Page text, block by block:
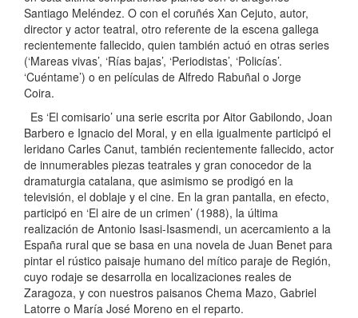
Santiago Meléndez. O con el coruñés Xan Cejuto, autor,
director y actor teatral, otro referente de la escena gallega
recientemente fallecido, quien también actuó en otras series
(‘Mareas vivas’, ‘Rías bajas’, ‘Periodistas’, ‘Policías’.
‘Cuéntame’) o en películas de Alfredo Rabuñal o Jorge
Coira.
Es ‘El comisario’ una serie escrita por Aitor Gabilondo, Joan
Barbero e Ignacio del Moral, y en ella igualmente participó el
leridano Carles Canut, también recientemente fallecido, actor
de innumerables piezas teatrales y gran conocedor de la
dramaturgia catalana, que asimismo se prodigó en la
televisión, el doblaje y el cine. En la gran pantalla, en efecto,
participó en ‘El aire de un crimen’ (1988), la última
realización de Antonio Isasi-Isasmendi, un acercamiento a la
España rural que se basa en una novela de Juan Benet para
pintar el rústico paisaje humano del mítico paraje de Región,
cuyo rodaje se desarrolla en localizaciones reales de
Zaragoza, y con nuestros paisanos Chema Mazo, Gabriel
Latorre o María José Moreno en el reparto.